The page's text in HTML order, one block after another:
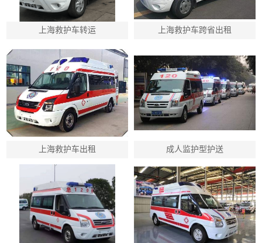
上海救护车转运 上海救护车跨省出租
上海救护车出租 成人监护型护送